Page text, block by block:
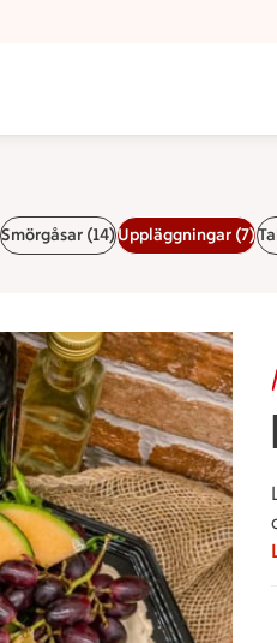
Smörgåsar (14)Uppläggningar (7)